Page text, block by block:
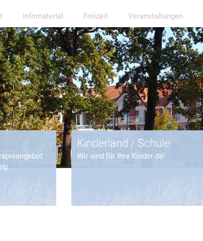
Infomaterial Freizeit Veranstaltungen
Kinderland / Schule
Wir sind für Ihre Kinder da!